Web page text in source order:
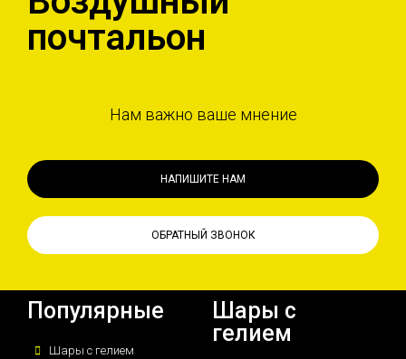
почтальон
Нам важно ваше мнение
НАПИШИТЕ НАМ
ОБРАТНЫЙ ЗВОНОК
Популярные
Шары с гелием
Шары с
гелием